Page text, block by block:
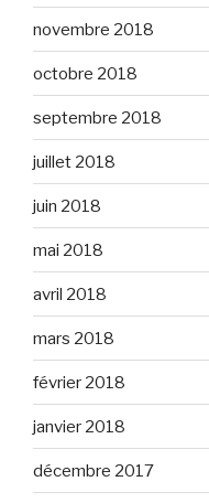
novembre 2018
octobre 2018
septembre 2018
juillet 2018
juin 2018
mai 2018
avril 2018
mars 2018
février 2018
janvier 2018
décembre 2017